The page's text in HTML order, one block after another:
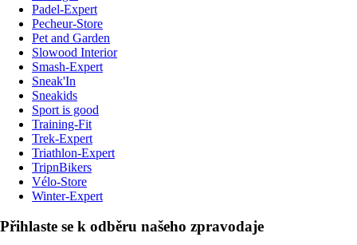
Padel-Expert
Pecheur-Store
Pet and Garden
Slowood Interior
Smash-Expert
Sneak'In
Sneakids
Sport is good
Training-Fit
Trek-Expert
Triathlon-Expert
TripnBikers
Vélo-Store
Winter-Expert
Přihlaste se k odběru našeho zpravodaje